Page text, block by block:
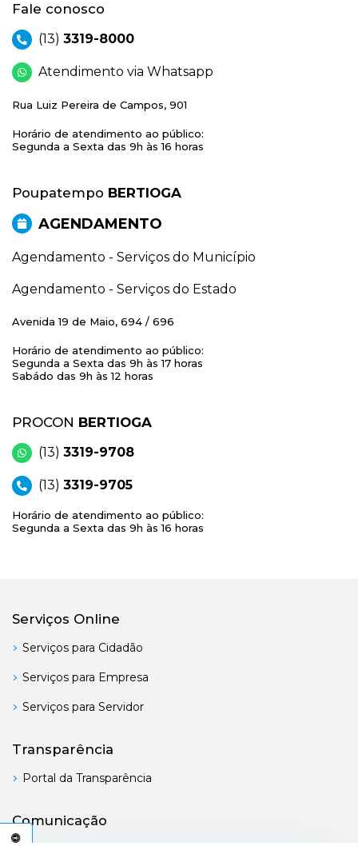
Fale conosco
(13) 3319-8000
Atendimento via Whatsapp
Rua Luiz Pereira de Campos, 901
Horário de atendimento ao público:
Segunda a Sexta das 9h às 16 horas
Poupatempo BERTIOGA
AGENDAMENTO
Agendamento - Serviços do Município
Agendamento - Serviços do Estado
Avenida 19 de Maio, 694 / 696
Horário de atendimento ao público:
Segunda a Sexta das 9h às 17 horas
Sabádo das 9h às 12 horas
PROCON BERTIOGA
(13) 3319-9708
(13) 3319-9705
Horário de atendimento ao público:
Segunda a Sexta das 9h às 16 horas
Serviços Online
Serviços para Cidadão
Serviços para Empresa
Serviços para Servidor
Transparência
Portal da Transparência
Comunicação